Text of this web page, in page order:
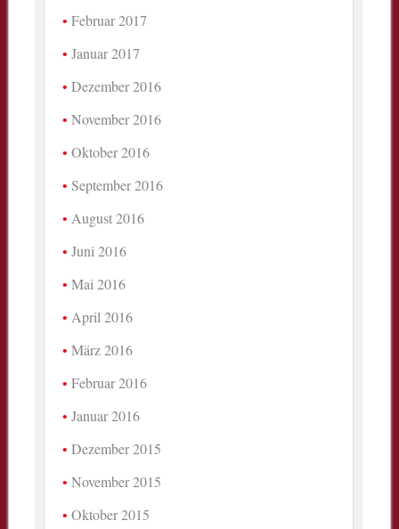
Februar 2017
Januar 2017
Dezember 2016
November 2016
Oktober 2016
September 2016
August 2016
Juni 2016
Mai 2016
April 2016
März 2016
Februar 2016
Januar 2016
Dezember 2015
November 2015
Oktober 2015